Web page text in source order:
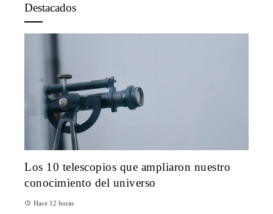
Destacados
Los 10 telescopios que ampliaron nuestro
conocimiento del universo
Hace 12 horas